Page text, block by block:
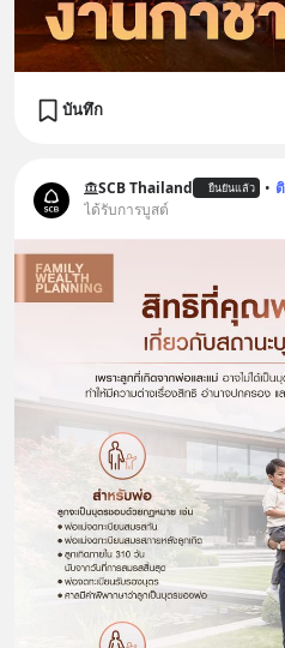
บันทึก
SCB Thailand ยืนยันแล้ว •
ได้รับการบูสต์